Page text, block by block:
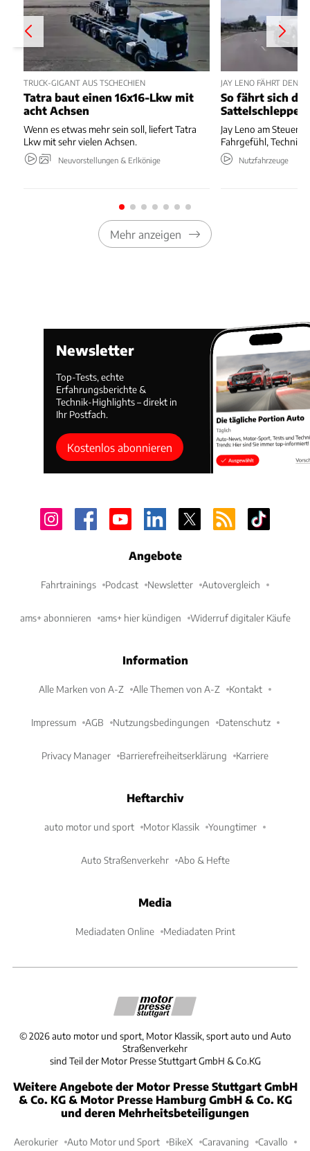
TRUCK-GIGANT AUS TSCHECHIEN
Tatra baut einen 16x16-Lkw mit
acht Achsen
Wenn es etwas mehr sein soll, liefert Tatra
Lkw mit sehr vielen Achsen.
Neuvorstellungen & Erlkönige
JAY LENO FÄHRT DEN
So fährt sich
Sattelschlepper
Jay Leno am Steuer
Fahrgefühl, Technik
Nutzfahrzeuge
Mehr anzeigen
Newsletter
Top-Tests, echte
Erfahrungsberichte &
Technik-Highlights – direkt in
Ihr Postfach.
Kostenlos abonnieren
Angebote
Fahrtrainings Podcast Newsletter Autovergleich
ams+ abonnieren ams+ hier kündigen Widerruf digitaler Käufe
Information
Alle Marken von A-Z Alle Themen von A-Z Kontakt
Impressum AGB Nutzungsbedingungen Datenschutz
Privacy Manager Barrierefreiheitserklärung Karriere
Heftarchiv
auto motor und sport Motor Klassik Youngtimer
Auto Straßenverkehr Abo & Hefte
Media
Mediadaten Online Mediadaten Print
©2026 auto motor und sport, Motor Klassik, sport auto und Auto
Straßenverkehr
sind Teil der Motor Presse Stuttgart GmbH & Co.KG
Weitere Angebote der Motor Presse Stuttgart GmbH
& Co. KG & Motor Presse Hamburg GmbH & Co. KG
und deren Mehrheitsbeteiligungen
Aerokurier Auto Motor und Sport BikeX Caravaning Cavallo